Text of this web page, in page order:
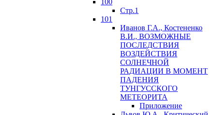
100
Стр.1
101
Иванов Г.А., Костененко
В.И., ВОЗМОЖНЫЕ
ПОСЛЕДСТВИЯ
ВОЗДЕЙСТВИЯ
СОЛНЕЧНОЙ
РАДИАЦИИ В МОМЕНТ
ПАДЕНИЯ
ТУНГУССКОГО
MЕТЕОРИТА
Приложение